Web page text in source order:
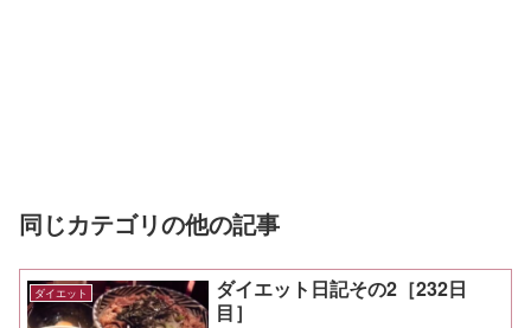
同じカテゴリの他の記事
ダイエット
ダイエット日記その2［232日
目］